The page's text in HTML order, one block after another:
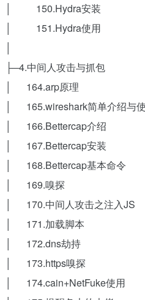
│ 150.Hydra安装
│ 151.Hydra使用
├─4.中间人攻击与抓包
│ 164.arp原理
│ 165.wireshark简单介绍与
│ 166.Bettercap介绍
│ 167.Bettercap安装
│ 168.Bettercap基本命令
│ 169.嗅探
│ 170.中间人攻击之注入JS
│ 171.加载脚本
│ 172.dns劫持
│ 173.https嗅探
│ 174.cain+NetFuke使用